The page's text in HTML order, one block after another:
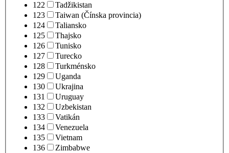
122
Tadžikistan
123
Taiwan (Čínska provincia)
124
Taliansko
125
Thajsko
126
Tunisko
127
Turecko
128
Turkménsko
129
Uganda
130
Ukrajina
131
Uruguay
132
Uzbekistan
133
Vatikán
134
Venezuela
135
Vietnam
136
Zimbabwe